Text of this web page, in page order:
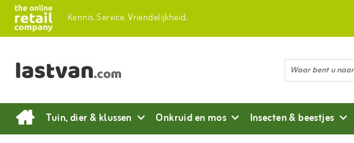
Kennis.Service.Vriendelijkheid.
Tuin, dier & klussen Onkruid en mos Insecten & beestjes